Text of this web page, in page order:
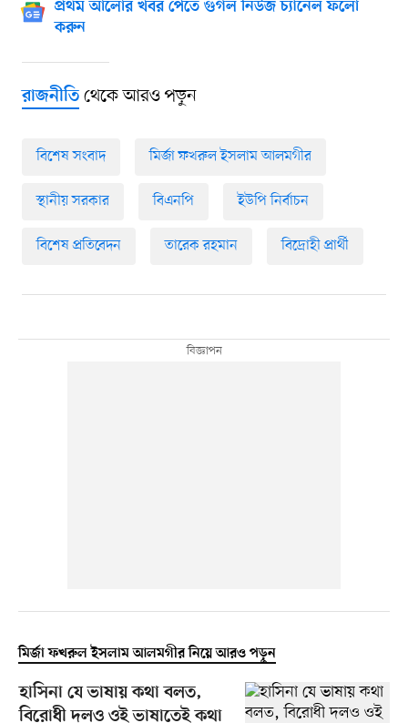
প্রথম আলোর খবর পেতে গুগল নিউজ চ্যানেল ফলো
করুন
রাজনীতিথেকে আরও পড়ুন
বিশেষ সংবাদ মির্জা ফখরুল ইসলাম আলমগীর
স্থানীয় সরকার বিএনপি ইউপি নির্বাচন
বিশেষ প্রতিবেদন তারেক রহমান বিদ্রোহী প্রার্থী
মির্জা ফখরুল ইসলাম আলমগীর নিয়ে আরও পড়ুন
হাসিনা যে ভাষায় কথা বলত,
বিরোধী দলও ওই ভাষাতেই কথা